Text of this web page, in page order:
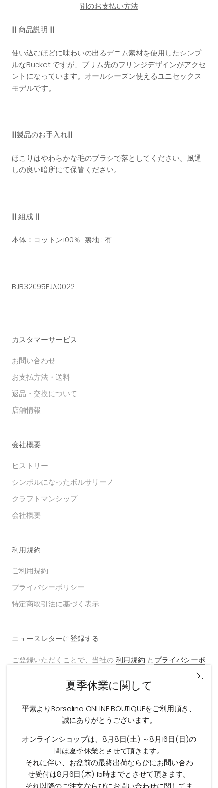
夏季休業に関して
平素よりBorsalino ONLINE BOUTIQUEをご利用頂き、
誠にありがとうございます。
オンラインショップは、8月8日(土) ～8月16日(日)の
間は夏季休業とさせて頂きます。
それに伴い、お盆前の最終出荷ならびにお問い合わ
せ受付は8月6日(木) 15時までとさせて頂きます。
それ以降のご注文ならびにお問い合わせに関してま
別のお支払い方法
|| 商品説明 ||
使い込むほどに味わいの出るデニム素材を使用したシンプ
ルなBucket ですが、ブリム先のフリンジデザインがアクセ
ントになっています。オールシーズン使えるユニセックス
モデルです。
||製品のお手入れ||
ほこりはやわらかな毛のブラシで落としてください。風通
しの良い暗所にて保管ください。
|| 組成 ||
本体：コットン100％ 裏地 : 有
BJB32095EJA0022
カスタマーサービス
お問い合わせ
お支払方法・送料
返品・交換について
店舗情報
会社概要
ヒストリー
シンボルになったボルサリーノ
クラフトマンシップ
会社概要
利用規約
ご利用規約
プライバシーポリシー
特定商取引法に基づく表示
ニュースレターに登録する
ご登録いただくことで、当社の利用規約 とプライバシーポ
送信する
フォローする